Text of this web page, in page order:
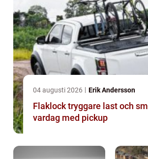
04 augusti 2026 Erik Andersson
Flaklock tryggare last och smartare
vardag med pickup